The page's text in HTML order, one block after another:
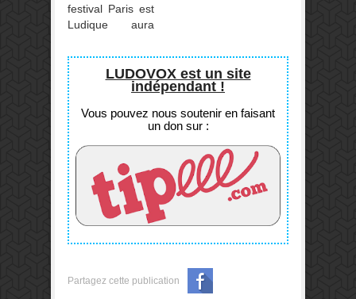
festival Paris est
Ludique aura
juillet 2023 sur la
pelouse de
Reuilly. Et oui ça
approche ! Le
site du festival
LUDOVOX est un site
indépendant !
Vous pouvez nous soutenir en faisant
un don sur :
Partagez cette publication